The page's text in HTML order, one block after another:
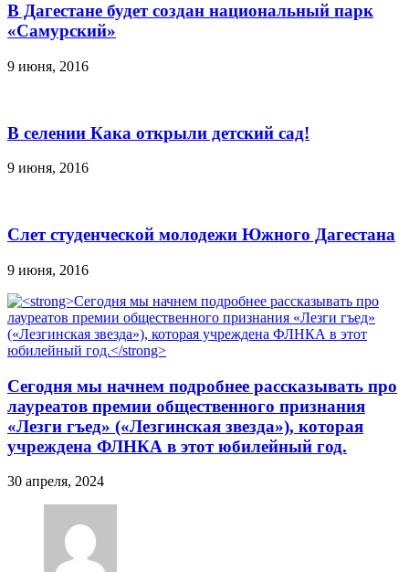
В Дагестане будет создан национальный парк
«Самурский»
9 июня, 2016
В селении Кака открыли детский сад!
9 июня, 2016
Слет студенческой молодежи Южного Дагестана
9 июня, 2016
Сегодня мы начнем подробнее рассказывать про
лауреатов премии общественного признания
«Лезги гъед» («Лезгинская звезда»), которая
учреждена ФЛНКА в этот юбилейный год.
30 апреля, 2024